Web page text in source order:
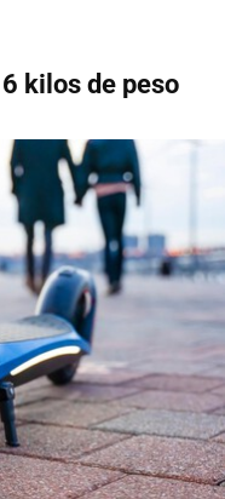
kilos de peso